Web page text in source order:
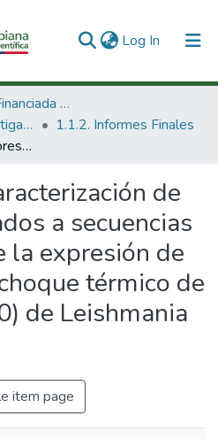
Log In (current)
1. Investigación Financiada con Recursos Públicos
1.1 Productos de investigación
1.1.2. Informes Finales
Caracterización de factores asociados a secuencias reguladoras de la expresión de la proteína de choque térmico de 70 kDa (HSP70) de Leishmania braziliensis.
de
a secuencias
la expresión de
térmico de
de Leishmania
item page